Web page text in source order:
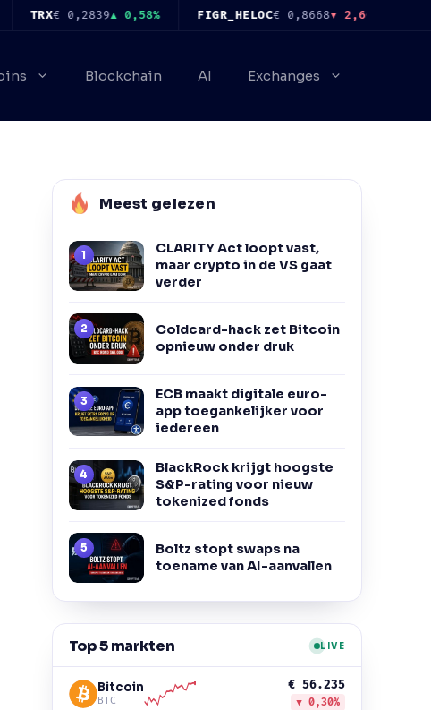
€ 0,2839▲ 0,58% FIGR_HELOC€ 0,8668▼ 2,60%
Blockchain AI Exchanges
Meest gelezen
CLARITY Act loopt vast,
maar crypto in de VS gaat
verder
Coldcard-hack zet Bitcoin
opnieuw onder druk
ECB maakt digitale euro-
app toegankelijker voor
iedereen
BlackRock krijgt hoogste
S&P-rating voor nieuw
tokenized fonds
Boltz stopt swaps na
toename van AI-aanvallen
Top 5 markten LIVE
Bitcoin
BTC
€ 56.235
▼ 0,30%